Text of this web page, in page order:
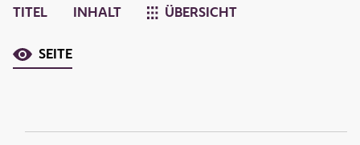
TITEL INHALT ÜBERSICHT
SEITE